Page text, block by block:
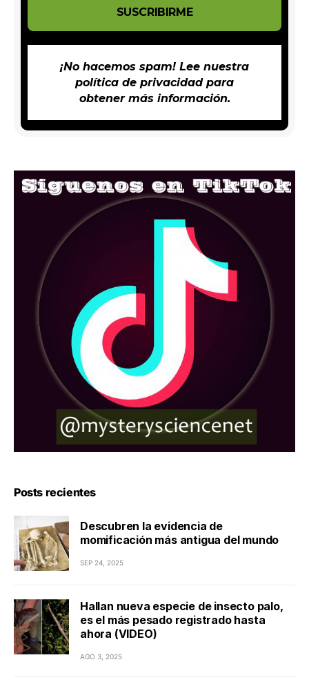
¡No hacemos spam! Lee nuestra
política de privacidadpara
obtener más información.
Posts recientes
Descubren la evidencia de
momificación más antigua del mundo
SEP 24, 2025
Hallan nueva especie de insecto palo,
es el más pesado registrado hasta
ahora (VIDEO)
AGO 3, 2025